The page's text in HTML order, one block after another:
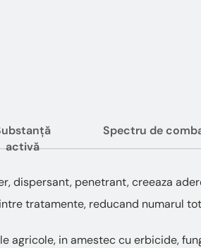
dispersant, penetrant, creeaza
tratamente, reducand numarul
agricole, in amestec cu erbicide,
activă
Spectru de